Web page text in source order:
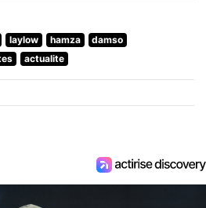
laylow hamza
damso
actualite